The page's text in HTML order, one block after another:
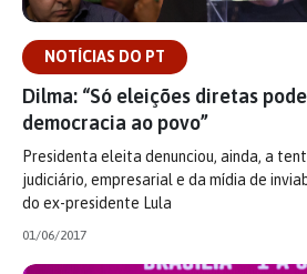
NOTÍCIAS DO PT
Dilma: “Só eleições diretas
democracia ao povo”
Presidenta eleita denunciou, ainda, a
judiciário, empresarial e da mídia de
do ex-presidente Lula
01/06/2017